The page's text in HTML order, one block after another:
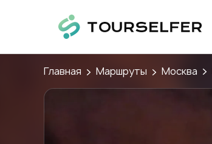
Главная Маршруты Москва